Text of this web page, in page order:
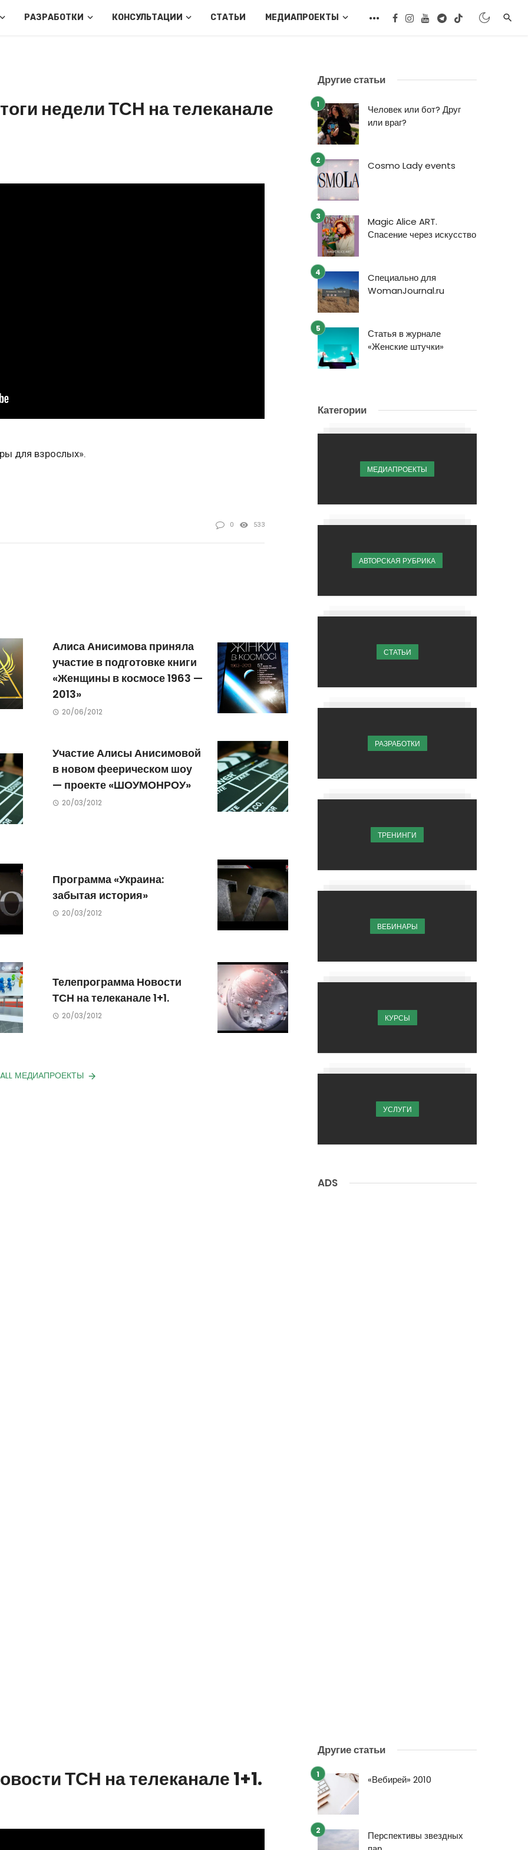
РАЗРАБОТКИ КОНСУЛЬТАЦИИ СТАТЬИ МЕДИАПРОЕКТЫ
недели ТСН на телеканале
для взрослых».
0 533
Алиса Анисимова приняла
участие в подготовке книги
«Женщины в космосе 1963 —
2013»
20/06/2012
Участие Алисы Анисимовой
в новом феерическом шоу
— проекте «ШОУМОНРОУ»
20/03/2012
Программа «Украина:
забытая история»
20/03/2012
Телепрограмма Новости
ТСН на телеканале 1+1.
20/03/2012
ALL МЕДИАПРОЕКТЫ
Другие статьи
Человек или бот? Друг
или враг?
Cosmo Lady events
Magic Alice ART.
Спасение через искусство
Cпециально для
WomanJournal.ru
Статья в журнале
«Женские штучки»
Категории
МЕДИАПРОЕКТЫ
АВТОРСКАЯ РУБРИКА
СТАТЬИ
РАЗРАБОТКИ
ТРЕНИНГИ
ВЕБИНАРЫ
КУРСЫ
УСЛУГИ
ADS
ТСН на телеканале 1+1.
Другие статьи
«Вебирей» 2010
Перспективы звездных